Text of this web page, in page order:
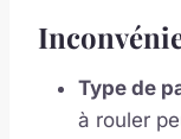
Type de
à rouler